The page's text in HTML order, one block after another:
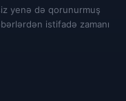
yenə də qorunurmuş
istifadə zamanı